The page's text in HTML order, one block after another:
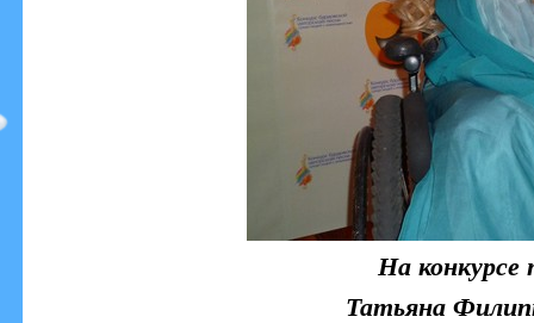
На конкурсе
Татьяна